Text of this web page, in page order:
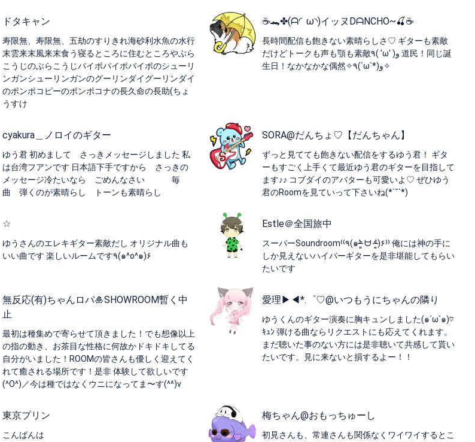
ドタキャン
寿限無、寿限無、五劫のすりきれ海砂利水魚の水行
末雲来末風来末食う寝るところに住むところやぶら
こうじのぶらこうじパイポパイポパイポのシューリ
ンガンシューリンガンのグーリンダイグーリンダイ
のポンポコピーのポンポコナの長久命の長助(ちょ
うすけ
☕️🐊✤(ᗩ◜ω◝)イッヌDᗩNCHO~🍒☕️
長時間配信も飽きない素晴らしさ♡ ギターも素敵
だけどトークも声も顎も素敵٩( 'ω' )و 道民！同じ誕
生日！なかなかな偶然✧٩(ˊωˋ*)و✧
cyakura＿ノロイのギター
ゆう君 初めまして さっきメッセージしました 私
は台湾フアンです 日本語下手ですから さっきの
メッセージ冷たいなら ごめんなさい 毎
曲 弾くのが素晴らし トーンも素晴らし
SORA@だんちょ♡【だんちゃん】
ずっと見てても飽きない配信をするゆう君！ ギタ
ーもすごく上手くて最近ゆう君のギターを目指して
ます♪♪ コブダイのアバターも可愛いよ♡ ぜひゆう
君のRoomを見ていって下さいね(*´˘`*)
☆
ゆうさんのエレキギター素敵だし オリジナル曲も
いい曲です 楽しいルームです٩(๑^o^๑)۶
Estle＠全国旅中
スーパーSoundroom⁽⁽٩(๑˃̶͈̀ ᗨ ˂̶͈́)۶⁾⁾ 俺には神の手に
しか見えないハイパーギターを是非堪能してもらい
たいです
無反応(有)ちゃんロパ🎍SHOWROOM暫く中
止
最初は種集めで寄らせて頂きました！でも想像以上
の指の動き、お茶目な性格に何故かドキドキしてる
自分がいました！ROOMの皆さんも優しく迎えてく
れて癒される場所です！是非 体験して欲しいです
(^O^)／今は種ではなくウニになってま〜す(^^)v
愛理▶◀*.゜♡@いつもうにちゃんの隣り
ゆうくんのギター演奏に胸キュンしました(๑´ω`๑)♡
ｷｭﾝ 弾ける曲ならリクエストにも応えてくれます。
まだ聴いた事のない方には是非聴いて共感して貰い
たいです。見に来ないと損するよー！！
東京プリン
こんばんは
梅ちゃん@おもっちゅーし
初見さんも、常連さんも関係なくワイワイするとこ